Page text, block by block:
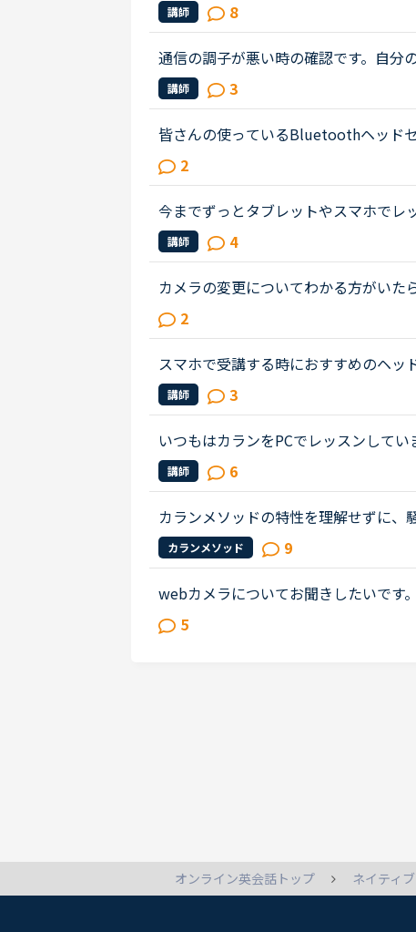
ごく遅くてパソコンで受けるのは無...
講師 8
通信の調子が悪い時の確認です。自分
から自分が消えますが、講師の画面の
分がオフにすると自分は講師を見れ...
講師 3
皆さんの使っているBluetoothヘッド
い！最近、パソコンの挙動が怪しくな
た。すると、①スマホのマイク＆イヤホ
2
今までずっとタブレットやスマホでレ
ことにより、カメラもついたので、パ
れていないこともあり、なかなか使...
講師 4
カメラの変更についてわかる方がいた
が、普段仕事でWEB会議の時もMAC
使っています。理由は下記の２点です。
2
スマホで受講する時におすすめのヘッ
て。トライアル期間が終わり、今日か
で受講しているのですが、無線Wi-Fi...
講師 3
いつもはカランをPCでレッスンして
ですが、ただでさえ緊張してしまうた
を出してレッスンできる環境という...
講師 6
カランメソッドの特性を理解せずに、
カランの進め方について苦言を呈して
て、個人的には「それは、生徒の方...
カランメソッド 9
webカメラについてお聞きしたいで
デスクトップPCの時もあります。web
（メーカー等すみません今不明なのです
5
オンライン英会話トップ ネイティ